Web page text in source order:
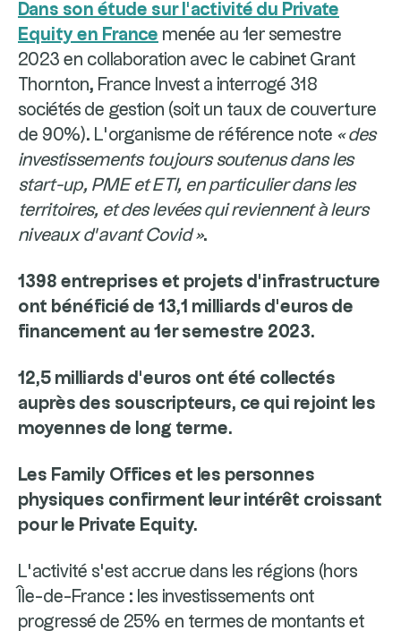
Dans son étude sur l’activité du Private
Equity en France menée au 1er semestre
2023 en collaboration avec le cabinet Grant
Thornton, France Invest a interrogé 318
sociétés de gestion (soit un taux de couverture
de 90%). L’organisme de référence note « des
investissements toujours soutenus dans les
start-up, PME et ETI, en particulier dans les
territoires, et des levées qui reviennent à leurs
niveaux d’avant Covid ».
1398 entreprises et projets d’infrastructure
ont bénéficié de 13,1 milliards d’euros de
financement au 1er semestre 2023.
12,5 milliards d’euros ont été collectés
auprès des souscripteurs, ce qui rejoint les
moyennes de long terme.
Les Family Offices et les personnes
physiques confirment leur intérêt croissant
pour le Private Equity.
L’activité s’est accrue dans les régions (hors
Île-de-France : les investissements ont
progressé de 25% en termes de montants et